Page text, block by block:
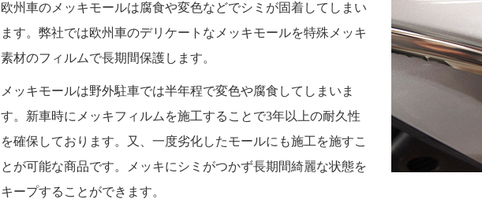
欧州車のメッキモールは腐食や変色などでシミが固着してしまい
ます。弊社では欧州車のデリケートなメッキモールを特殊メッキ
素材のフィルムで長期間保護します。
メッキモールは野外駐車では半年程で変色や腐食してしまいま
す。新車時にメッキフィルムを施工することで3年以上の耐久性
を確保しております。又、一度劣化したモールにも施工を施すこ
とが可能な商品です。メッキにシミがつかず長期間綺麗な状態を
キープすることができます。